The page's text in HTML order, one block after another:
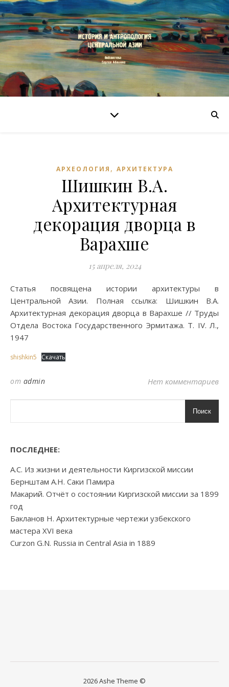
АРХЕОЛОГИЯ , АРХИТЕКТУРА
Шишкин В.А.
Архитектурная
декорация дворца в
Варахше
15 апреля, 2024
Статья посвящена истории архитектуры в
Центральной Азии. Полная ссылка: Шишкин В.А.
Архитектурная декорация дворца в Варахше // Труды
Отдела Востока Государственного Эрмитажа. Т. IV. Л.,
1947
shishkin5 Скачать
от admin Нет комментариев
Поиск
ПОСЛЕДНЕЕ:
А.С. Из жизни и деятельности Киргизской миссии
Бернштам А.Н. Саки Памира
Макарий. Отчёт о состоянии Киргизской миссии за 1899
год
Бакланов Н. Архитектурные чертежи узбекского
мастера XVI века
Curzon G.N. Russia in Central Asia in 1889
2026 Ashe Theme ©